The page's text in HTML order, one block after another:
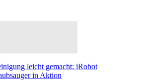
leicht gemacht: iRobot
in Aktion